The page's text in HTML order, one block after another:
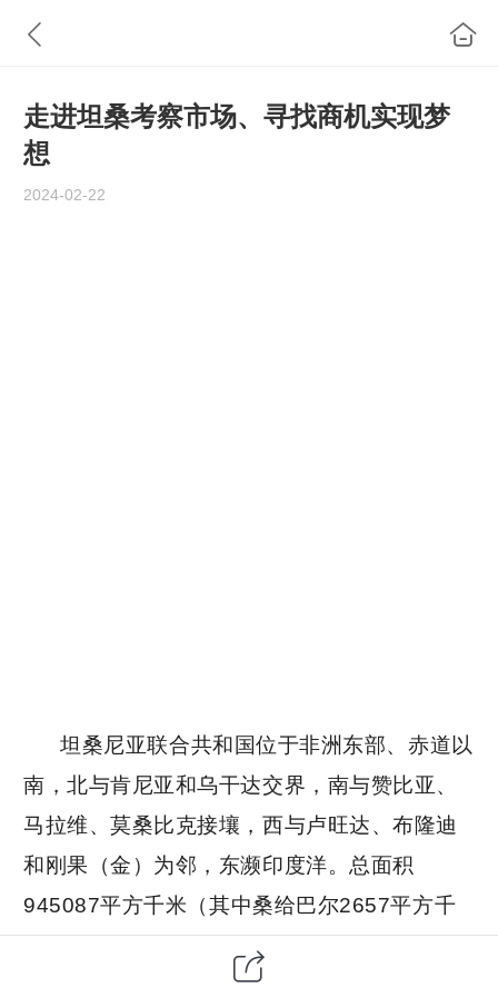
走进坦桑考察市场、寻找商机实现梦
想
2024-02-22
坦桑尼亚联合共和国位于非洲东部、赤道以
南，北与肯尼亚和乌干达交界，南与赞比亚、
马拉维、莫桑比克接壤，西与卢旺达、布隆迪
和刚果（金）为邻，东濒印度洋。总面积
945087平方千米（其中桑给巴尔2657平方千
米），海岸线长840千米。坦桑尼亚总人口约
6500万人（其中桑给巴尔188万人），首都多